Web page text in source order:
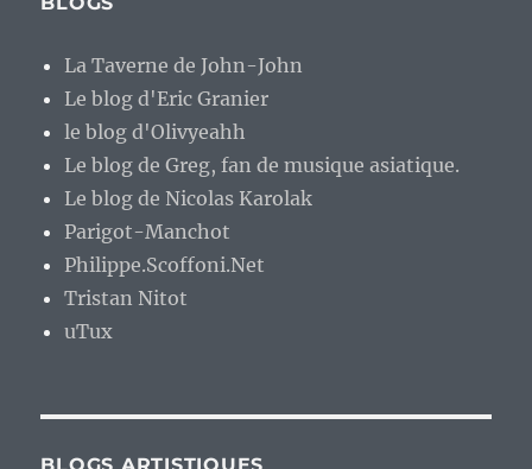
La Taverne de John-John
Le blog d'Eric Granier
le blog d'Olivyeahh
Le blog de Greg, fan de musique asiatique.
Le blog de Nicolas Karolak
Parigot-Manchot
Philippe.Scoffoni.Net
Tristan Nitot
uTux